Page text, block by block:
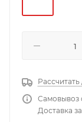
Рассчитать
Самовывоз
Доставка